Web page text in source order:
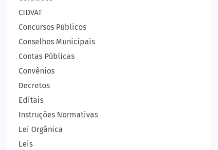
CIDVAT
Concursos Públicos
Conselhos Municipais
Contas Públicas
Convênios
Decretos
Editais
Instruções Normativas
Lei Orgânica
Leis